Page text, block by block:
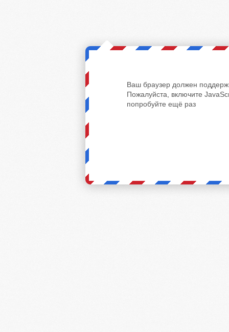
Ваш браузер должен
Пожалуйста, включите
попробуйте ещё раз